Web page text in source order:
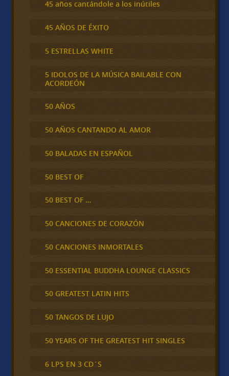
45 años cantándole a los inútiles
45 AÑOS DE ÉXITO
5 ESTRELLAS WHITE
5 IDOLOS DE LA MÚSICA BAILABLE CON
ACORDEÓN
50 AÑOS
50 AÑOS CANTANDO AL AMOR
50 BALADAS EN ESPAÑOL
50 BEST OF
50 BEST OF …
50 CANCIONES DE CORAZÓN
50 CANCIONES INMORTALES
50 ESSENTIAL BUDDHA LOUNGE CLASSICS
50 GREATEST LATIN HITS
50 TANGOS DE LUJO
50 YEARS OF THE GREATEST HIT SINGLES
6 LPS EN 3 CD´S